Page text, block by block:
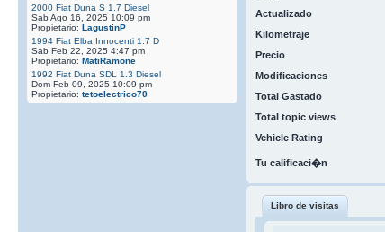
2000 Fiat Duna S 1.7 Diesel
Sab Ago 16, 2025 10:09 pm
Propietario: LagustinP
1994 Fiat Elba Innocenti 1.7 D
Sab Feb 22, 2025 4:47 pm
Propietario: MatiRamone
1992 Fiat Duna SDL 1.3 Diesel
Dom Feb 09, 2025 10:09 pm
Propietario: tetoelectrico70
Actualizado
Kilometraje
Precio
Modificaciones
Total Gastado
Total topic views
Vehicle Rating
Tu calificaci�n
Libro de visitas